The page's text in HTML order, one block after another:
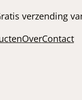
OverContact